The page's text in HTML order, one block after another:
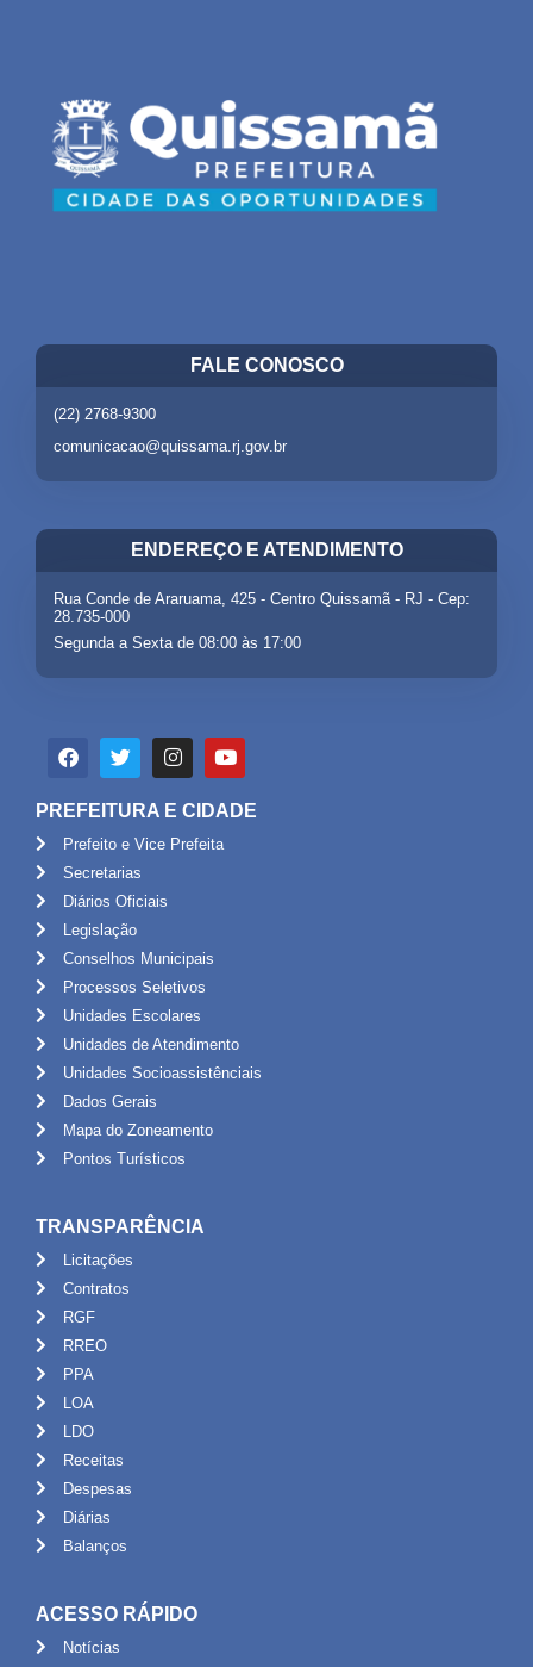
FALE CONOSCO
(22) 2768-9300
comunicacao@quissama.rj.gov.br
ENDEREÇO E ATENDIMENTO
Rua Conde de Araruama, 425 - Centro Quissamã - RJ - Cep:
28.735-000
Segunda a Sexta de 08:00 às 17:00
PREFEITURA E CIDADE
Prefeito e Vice Prefeita
Secretarias
Diários Oficiais
Legislação
Conselhos Municipais
Processos Seletivos
Unidades Escolares
Unidades de Atendimento
Unidades Socioassistênciais
Dados Gerais
Mapa do Zoneamento
Pontos Turísticos
TRANSPARÊNCIA
Licitações
Contratos
RGF
RREO
PPA
LOA
LDO
Receitas
Despesas
Diárias
Balanços
ACESSO RÁPIDO
Notícias